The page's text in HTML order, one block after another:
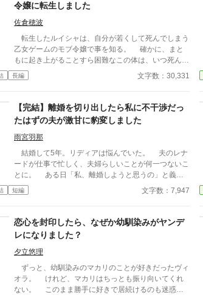
令嬢に転生しました
佐倉穂波
転生したルイシャは、自分が若くして死んでしまう
乙女ゲームのモブ令嬢で事を知る。 確かに、まと
もに起き上がることすら困難なこの体は、いつ死んで
もおかしくない状態だった。 （そんな……死にたく
ないっ！） 乙女ゲームの記憶が正しければ、あと
力することにした。 2023.9.3 投稿分の改稿終了。 2
023.9.4 表紙を作ってみました。 2023.9.15 完結。
2023.9.23 後日談を投稿しました。
長編 文字数：30,331
【完結】離婚を切り出したら私に不干渉だっ
たはずの夫が激甘に豹変しました
雨宮羽那
結婚して5年。リディアは悩んでいた。 夫のレナ
ードが仕事で忙しく、夫婦らしいことが何一つないこ
とに。 ある日「私、離婚しようと思うの」と義妹
に相談すると、とある薬を渡される。 どうやらそ
れは、『ちょーっとだけ本音がでちゃう薬』のよう。
アはつい好奇心に負けて、夫へ薬を飲ませてしまう。
すると、あら不思議。 いつもは浮ついた言葉な
んて口にしない夫が、とんでもなく甘い言葉を口にし
はじめたのだ。 「どうか離婚だなんて言わないでく
ださい。私のスイートハニーは君だけなんです」 (誰
ですかあなた) ◇◇◇◇ ※全3話。 ※コメディ重視の
お話です。深く考えちゃダメです！少しでも笑ってい
ただけますと幸いです(*_ _))*゜ ※AI不使用です。
短編 文字数：7,947
恋心を封印したら、なぜか幼馴染みがヤンデ
レになりました？
夕立悠理
ずっと、幼馴染みのマカリのことが好きだったヴィ
オラ。 けれど、マカリはちっとも振り向いてくれ
ない。 このまま勝手に好きで居続けるのも迷惑だ